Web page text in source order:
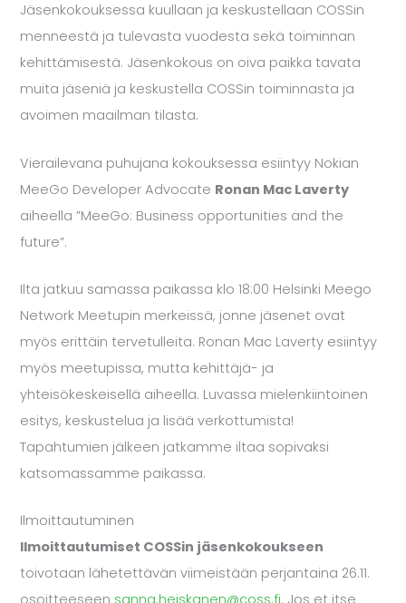
Jäsenkokouksessa kuullaan ja keskustellaan COSSin
menneestä ja tulevasta vuodesta sekä toiminnan
kehittämisestä. Jäsenkokous on oiva paikka tavata
muita jäseniä ja keskustella COSSin toiminnasta ja
avoimen maailman tilasta.
Vierailevana puhujana kokouksessa esiintyy Nokian
MeeGo Developer Advocate Ronan Mac Laverty
aiheella ”MeeGo: Business opportunities and the
future”.
Ilta jatkuu samassa paikassa klo 18:00 Helsinki Meego
Network Meetupin merkeissä, jonne jäsenet ovat
myös erittäin tervetulleita. Ronan Mac Laverty esiintyy
myös meetupissa, mutta kehittäjä- ja
yhteisökeskeisellä aiheella. Luvassa mielenkiintoinen
esitys, keskustelua ja lisää verkottumista!
Tapahtumien jälkeen jatkamme iltaa sopivaksi
katsomassamme paikassa.
Ilmoittautuminen
Ilmoittautumiset COSSin jäsenkokoukseen
toivotaan lähetettävän viimeistään perjantaina 26.11.